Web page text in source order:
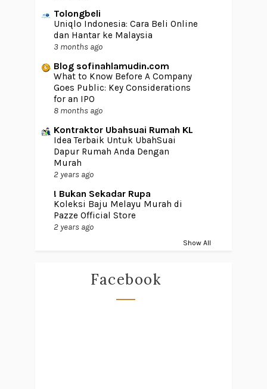
Tolongbeli
Uniqlo Indonesia: Cara Beli Online
dan Hantar ke Malaysia
3 months ago
Blog sofinahlamudin.com
What to Know Before A Company
Goes Public: Key Considerations
for an IPO
8 months ago
Kontraktor Ubahsuai Rumah KL
Idea Terbaik Untuk UbahSuai
Dapur Rumah Anda Dengan
Murah
2 years ago
! Bukan Sekadar Rupa
Koleksi Baju Melayu Murah di
Pazze Official Store
2 years ago
Show All
Facebook